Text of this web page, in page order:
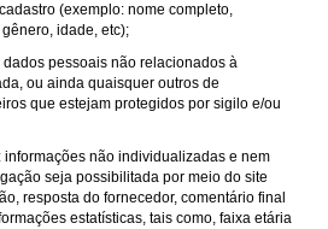
(exemplo: nome completo,
gênero, idade, etc);
dados pessoais não relacionados à
ou ainda quaisquer outros de
que estejam protegidos por sigilo e/ou
informações não individualizadas e nem
seja possibilitada por meio do site
resposta do fornecedor, comentário final
estatísticas, tais como, faixa etária